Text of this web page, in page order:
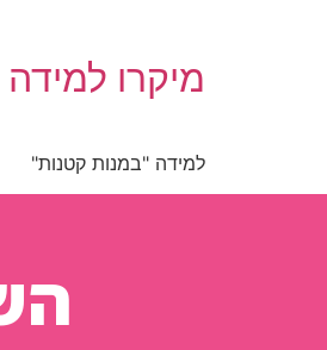
מיקרו למידה
למידה "במנות קטנות"